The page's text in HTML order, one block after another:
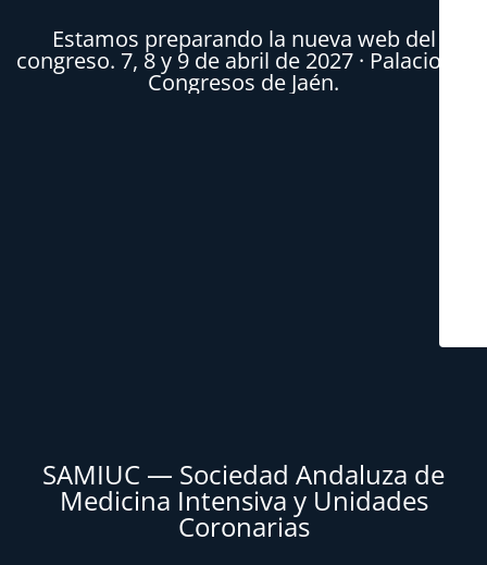
Estamos preparando la nueva web del
congreso. 7, 8 y 9 de abril de 2027 · Palacio de
Congresos de Jaén.
SAMIUC — Sociedad Andaluza de
Medicina Intensiva y Unidades
Coronarias